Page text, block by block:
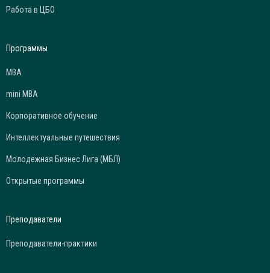
Работа в ЦБО
Программы
МВА
mini МВА
Корпоративное обучение
Интеллектуальные путешествия
Молодежная Бизнес Лига (МБЛ)
Открытые программы
Преподаватели
Преподаватели-практики